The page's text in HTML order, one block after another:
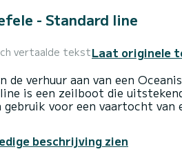
- Standard line
vertaalde tekstLaat originele
de verhuur aan van een
is een zeilboot die
voor een vaartocht van
lengte van 15 meter is dit uw
beschrijving zien